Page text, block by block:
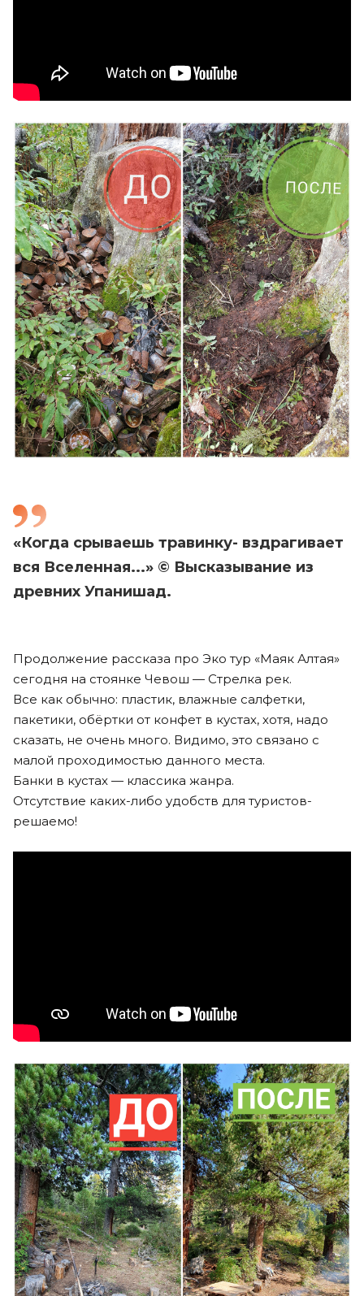
«Когда срываешь травинку- вздрагивает
вся Вселенная...» © Высказывание из
древних Упанишад.
Продолжение рассказа про Эко тур «Маяк Алтая»
сегодня на стоянке Чевош — Стрелка рек.
Все как обычно: пластик, влажные салфетки,
пакетики, обёртки от конфет в кустах, хотя, надо
сказать, не очень много. Видимо, это связано с
малой проходимостью данного места.
Банки в кустах — классика жанра.
Отсутствие каких-либо удобств для туристов-
решаемо! ⠀